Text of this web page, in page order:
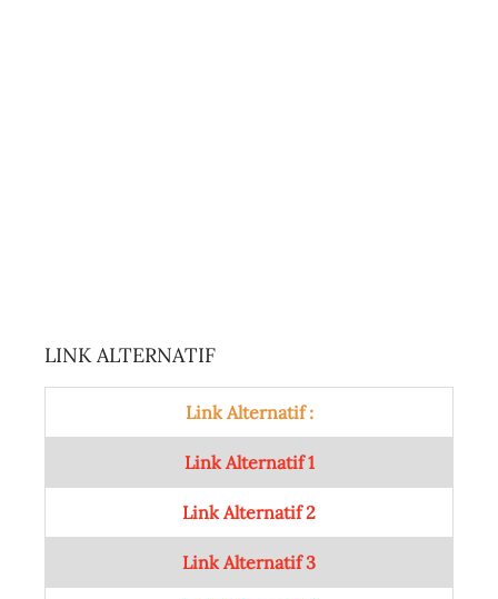
LINK ALTERNATIF
Link Alternatif :
Link Alternatif 1
Link Alternatif 2
Link Alternatif 3